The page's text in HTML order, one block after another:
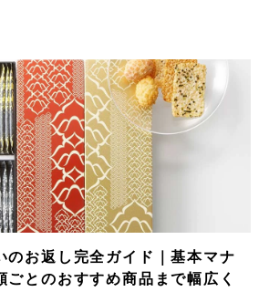
のお返し完全ガイド｜基本マナ
ごとのおすすめ商品まで幅広く